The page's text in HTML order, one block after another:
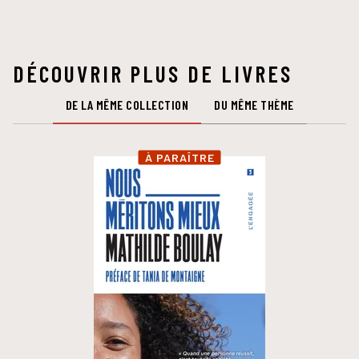
DÉCOUVRIR PLUS DE LIVRES
DE LA MÊME COLLECTION DU MÊME THÈME
À PARAÎTRE